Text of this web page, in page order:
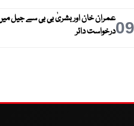
09عمران خان اور بشریٰ بی بی سے جیل
درخواست دائر